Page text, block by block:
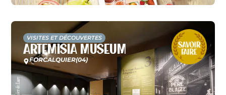
VISITES ET DÉCOUVERTES
Artemisia Museum
FORCALQUIER(04)